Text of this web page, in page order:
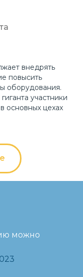
внедрять
повысить
оборудования.
участники
основных цехах
можно